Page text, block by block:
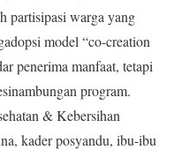
partisipasi warga yang
model “co-creation
penerima manfaat, tetapi
program.
& Kebersihan
kader posyandu, ibu-ibu